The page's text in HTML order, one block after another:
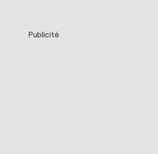
Publicité